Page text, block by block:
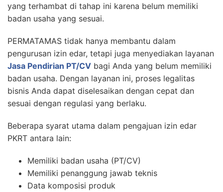
yang terhambat di tahap ini karena belum memiliki
badan usaha yang sesuai.
PERMATAMAS tidak hanya membantu dalam
pengurusan izin edar, tetapi juga menyediakan layanan
Jasa Pendirian PT/CV bagi Anda yang belum memiliki
badan usaha. Dengan layanan ini, proses legalitas
bisnis Anda dapat diselesaikan dengan cepat dan
sesuai dengan regulasi yang berlaku.
Beberapa syarat utama dalam pengajuan izin edar
PKRT antara lain:
Memiliki badan usaha (PT/CV)
Memiliki penanggung jawab teknis
Data komposisi produk